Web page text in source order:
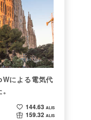
による電気代
144.63 ALIS
159.32 ALIS